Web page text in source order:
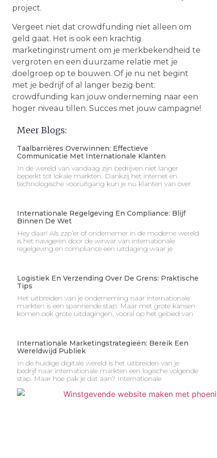
project.
Vergeet niet dat crowdfunding niet alleen om
geld gaat. Het is ook een krachtig
marketinginstrument om je merkbekendheid te
vergroten en een duurzame relatie met je
doelgroep op te bouwen. Of je nu net begint
met je bedrijf of al langer bezig bent:
crowdfunding kan jouw onderneming naar een
hoger niveau tillen. Succes met jouw campagne!
Meer Blogs:
Taalbarrières Overwinnen: Effectieve
Communicatie Met Internationale Klanten
In de wereld van vandaag zijn bedrijven niet langer
beperkt tot lokale markten. Dankzij het internet en
technologische vooruitgang kun je nu klanten van over
Internationale Regelgeving En Compliance: Blijf
Binnen De Wet
Hey daar! Als zzp’er of ondernemer in de moderne wereld
is het navigeren door de wirwar van internationale
regelgeving en compliance een uitdaging waar je
Logistiek En Verzending Over De Grens: Praktische
Tips
Het uitbreiden van je onderneming naar internationale
markten is een spannende stap. Maar met grote kansen
komen ook grote uitdagingen, vooral op het gebied van
Internationale Marketingstrategieën: Bereik Een
Wereldwijd Publiek
In de huidige digitale wereld is het uitbreiden van je
bedrijf naar internationale markten een logische volgende
stap. Maar hoe pak je dat aan? Internationale